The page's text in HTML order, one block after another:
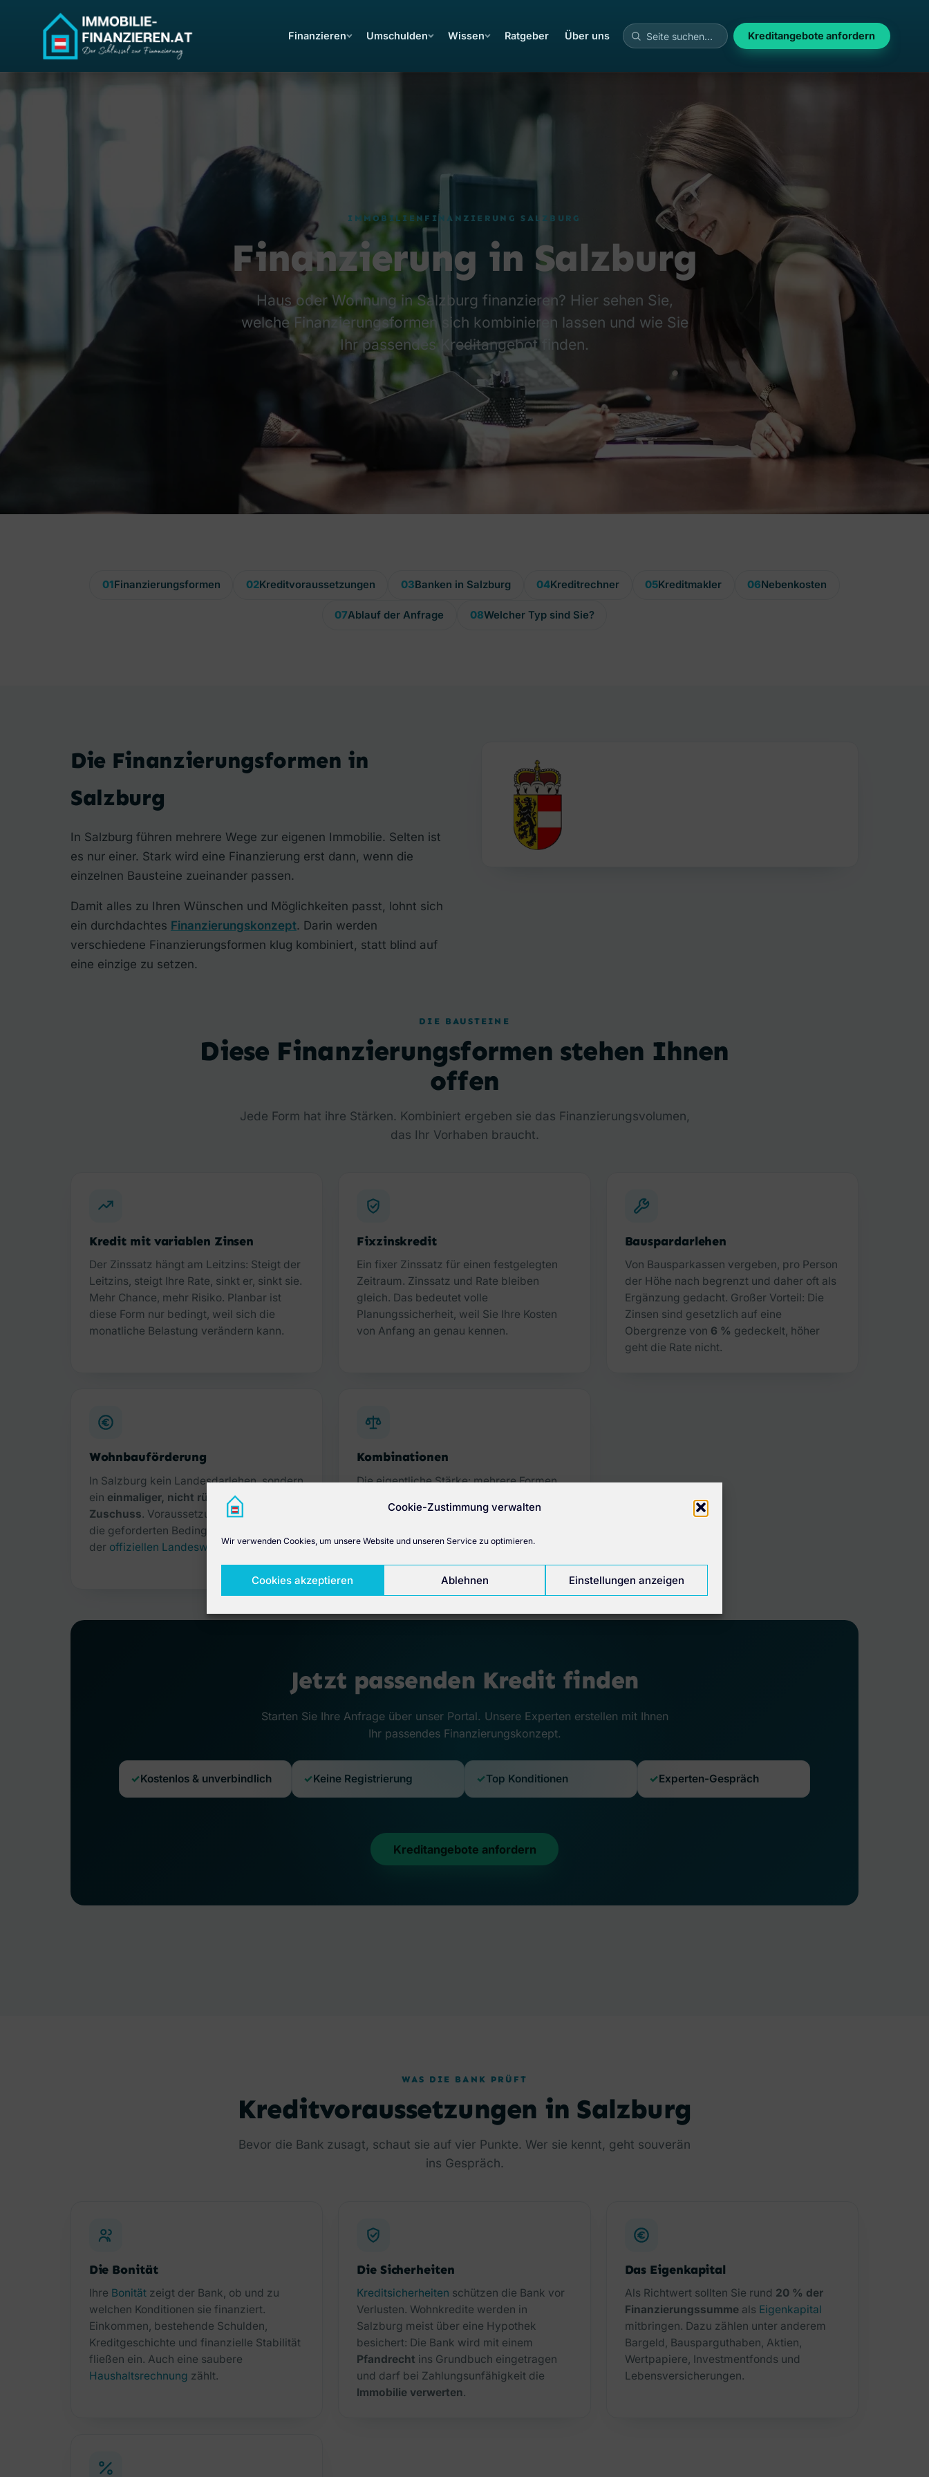
Cookie-Zustimmung verwalten
Wir verwenden Cookies, um unsere Website und unseren Service zu optimieren.
Cookies akzeptieren Ablehnen Einstellungen anzeigen
Finanzieren Umschulden Wissen Ratgeber Über uns Kreditangebote anfordern
IMMOBILIENFINANZIERUNG SALZBURG
Finanzierung in Salzburg
Haus oder Wohnung in Salzburg finanzieren? Hier sehen Sie,
welche Finanzierungsformen sich kombinieren lassen und wie Sie
Ihr passendes Kreditangebot finden.
01 Finanzierungsformen 02Kreditvoraussetzungen 03 Banken in Salzburg 04Kreditrechner 05Kreditmakler 06 Nebenkosten
07Ablauf der Anfrage 08Welcher Typ sind Sie?
Die Finanzierungsformen in
Salzburg
In Salzburg führen mehrere Wege zur eigenen Immobilie. Selten ist
es nur einer. Stark wird eine Finanzierung erst dann, wenn die
einzelnen Bausteine zueinander passen.
Damit alles zu Ihren Wünschen und Möglichkeiten passt, lohnt sich
ein durchdachtes Finanzierungskonzept. Darin werden
verschiedene Finanzierungsformen klug kombiniert, statt blind auf
eine einzige zu setzen.
DIE BAUSTEINE
Diese Finanzierungsformen stehen Ihnen
offen
Jede Form hat ihre Stärken. Kombiniert ergeben sie das Finanzierungsvolumen,
das Ihr Vorhaben braucht.
Kredit mit variablen Zinsen
Der Zinssatz hängt am Leitzins: Steigt der
Leitzins, steigt Ihre Rate, sinkt er, sinkt sie.
Mehr Chance, mehr Risiko. Planbar ist
diese Form nur bedingt, weil sich die
monatliche Belastung verändern kann.
Fixzinskredit
Ein fixer Zinssatz für einen festgelegten
Zeitraum. Zinssatz und Rate bleiben
gleich. Das bedeutet volle
Planungssicherheit, weil Sie Ihre Kosten
von Anfang an genau kennen.
Bauspardarlehen
Von Bausparkassen vergeben, pro Person
der Höhe nach begrenzt und daher oft als
Ergänzung gedacht. Großer Vorteil: Die
Zinsen sind gesetzlich auf eine
Obergrenze von 6 % gedeckelt, höher
geht die Rate nicht.
Wohnbauförderung
In Salzburg kein Landesdarlehen, sondern
ein einmaliger, nicht rückzahlbarer
Zuschuss. Voraussetzung: Sie erfüllen
die geforderten Bedingungen. Details auf
der offiziellen Landeswebsite.
Kombinationen
Die eigentliche Stärke: mehrere Formen
In Salzburg üblich ist der Mix aus
Wohnbauförderung, abgestimmt auf Ihr
Bauvorhaben.
Jetzt passenden Kredit finden
Starten Sie Ihre Anfrage über unser Portal. Unsere Experten erstellen mit Ihnen
Ihr passendes Finanzierungskonzept.
Kostenlos & unverbindlich Keine Registrierung Top Konditionen Experten-Gespräch
Kreditangebote anfordern
WAS DIE BANK PRÜFT
Kreditvoraussetzungen in Salzburg
Bevor die Bank zusagt, schaut sie auf vier Punkte. Wer sie kennt, geht souverän
ins Gespräch.
Die Bonität
Ihre Bonitätzeigt der Bank, ob und zu
welchen Konditionen sie finanziert.
Einkommen, bestehende Schulden,
Kreditgeschichte und finanzielle Stabilität
fließen ein. Auch eine saubere
Haushaltsrechnung zählt.
Die Sicherheiten
Kreditsicherheiten schützen die Bank vor
Verlusten. Wohnkredite werden in
Salzburg meist über eine Hypothek
besichert: Die Bank wird mit einem
Pfandrecht ins Grundbuch eingetragen
und darf bei Zahlungsunfähigkeit die
Immobilie verwerten.
Das Eigenkapital
Als Richtwert sollten Sie rund 20 % der
Finanzierungssummeals Eigenkapital
mitbringen. Dazu zählen unter anderem
Bargeld, Bausparguthaben, Aktien,
Wertpapiere, Investmentfonds und
Lebensversicherungen.